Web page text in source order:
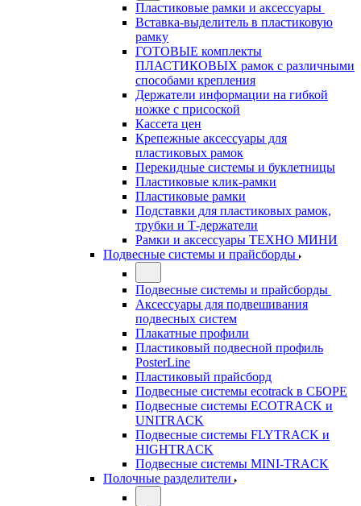
Пластиковые рамки и аксессуары
Вставка-выделитель в пластиковую
рамку
ГОТОВЫЕ комплекты
ПЛАСТИКОВЫХ рамок с различными
способами крепления
Держатели информации на гибкой
ножке с присоской
Кассета цен
Крепежные аксессуары для
пластиковых рамок
Перекидные системы и буклетницы
Пластиковые клик-рамки
Пластиковые рамки
Подставки для пластиковых рамок,
трубки и Т-держатели
Рамки и аксессуары ТЕХНО МИНИ
Подвесные системы и прайсборды
Подвесные системы и прайсборды
Аксессуары для подвешивания
подвесных систем
Плакатные профили
Пластиковый подвесной профиль
PosterLine
Пластиковый прайсборд
Подвесные системы ecotrack в СБОРЕ
Подвесные системы ECOTRACK и
UNITRACK
Подвесные системы FLYTRACK и
HIGHTRACK
Подвесные системы MINI-TRACK
Полочные разделители